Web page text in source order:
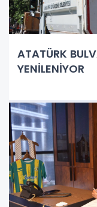
ATATÜRK
YENİLENİYOR